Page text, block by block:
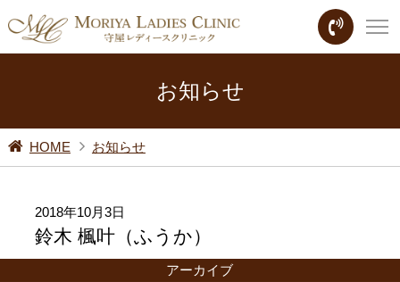
お知らせ
HOME お知らせ
2018年10月3日
鈴木 楓叶（ふうか）
アーカイブ